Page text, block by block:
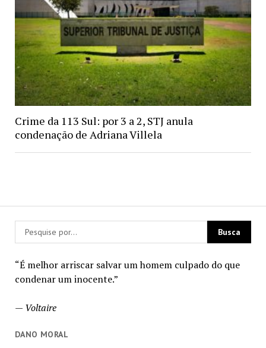
“É melhor arriscar salvar um homem culpado do que
condenar um inocente.”
— Voltaire
DANO MORAL
Crime da 113 Sul: por 3 a 2, STJ anula
condenação de Adriana Villela